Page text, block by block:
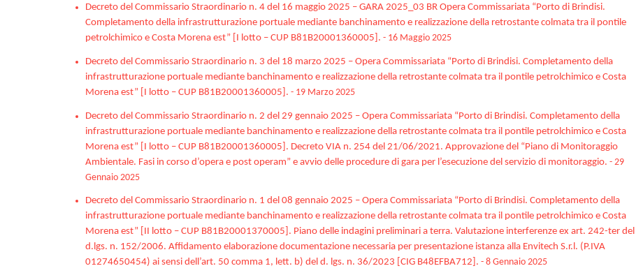
Decreto del Commissario Straordinario n. 4 del 16 maggio 2025 – GARA 2025_03 BR Opera Commissariata “Porto di Brindisi.
Completamento della infrastrutturazione portuale mediante banchinamento e realizzazione della retrostante colmata tra il pontile
petrolchimico e Costa Morena est” [I lotto – CUP B81B20001360005]. - 16 Maggio 2025
Decreto del Commissario Straordinario n. 3 del 18 marzo 2025 – Opera Commissariata “Porto di Brindisi. Completamento della
infrastrutturazione portuale mediante banchinamento e realizzazione della retrostante colmata tra il pontile petrolchimico e Costa
Morena est” [I lotto – CUP B81B20001360005]. - 19 Marzo 2025
Decreto del Commissario Straordinario n. 2 del 29 gennaio 2025 – Opera Commissariata “Porto di Brindisi. Completamento della
infrastrutturazione portuale mediante banchinamento e realizzazione della retrostante colmata tra il pontile petrolchimico e Costa
Morena est” [I lotto – CUP B81B20001360005]. Decreto VIA n. 254 del 21/06/2021. Approvazione del “Piano di Monitoraggio
Ambientale. Fasi in corso d’opera e post operam” e avvio delle procedure di gara per l’esecuzione del servizio di monitoraggio. - 29
Gennaio 2025
Decreto del Commissario Straordinario n. 1 del 08 gennaio 2025 – Opera Commissariata “Porto di Brindisi. Completamento della
infrastrutturazione portuale mediante banchinamento e realizzazione della retrostante colmata tra il pontile petrolchimico e Costa
Morena est” [II lotto – CUP B81B20001370005]. Piano delle indagini preliminari a terra. Valutazione interferenze ex art. 242-ter del
d.lgs. n. 152/2006. Affidamento elaborazione documentazione necessaria per presentazione istanza alla Envitech S.r.l. (P.IVA
01274650454) ai sensi dell’art. 50 comma 1, lett. b) del d. lgs. n. 36/2023 [CIG B48EFBA712]. - 8 Gennaio 2025